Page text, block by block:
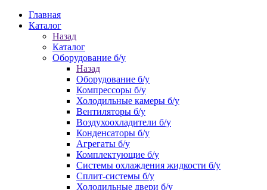
Главная
Каталог
Назад
Каталог
Оборудование б/у
Назад
Оборудование б/у
Компрессоры б/у
Холодильные камеры б/у
Вентиляторы б/у
Воздухоохладители б/у
Конденсаторы б/у
Агрегаты б/у
Комплектующие б/у
Системы охлаждения жидкости б/у
Сплит-системы б/у
Холодильные двери б/у